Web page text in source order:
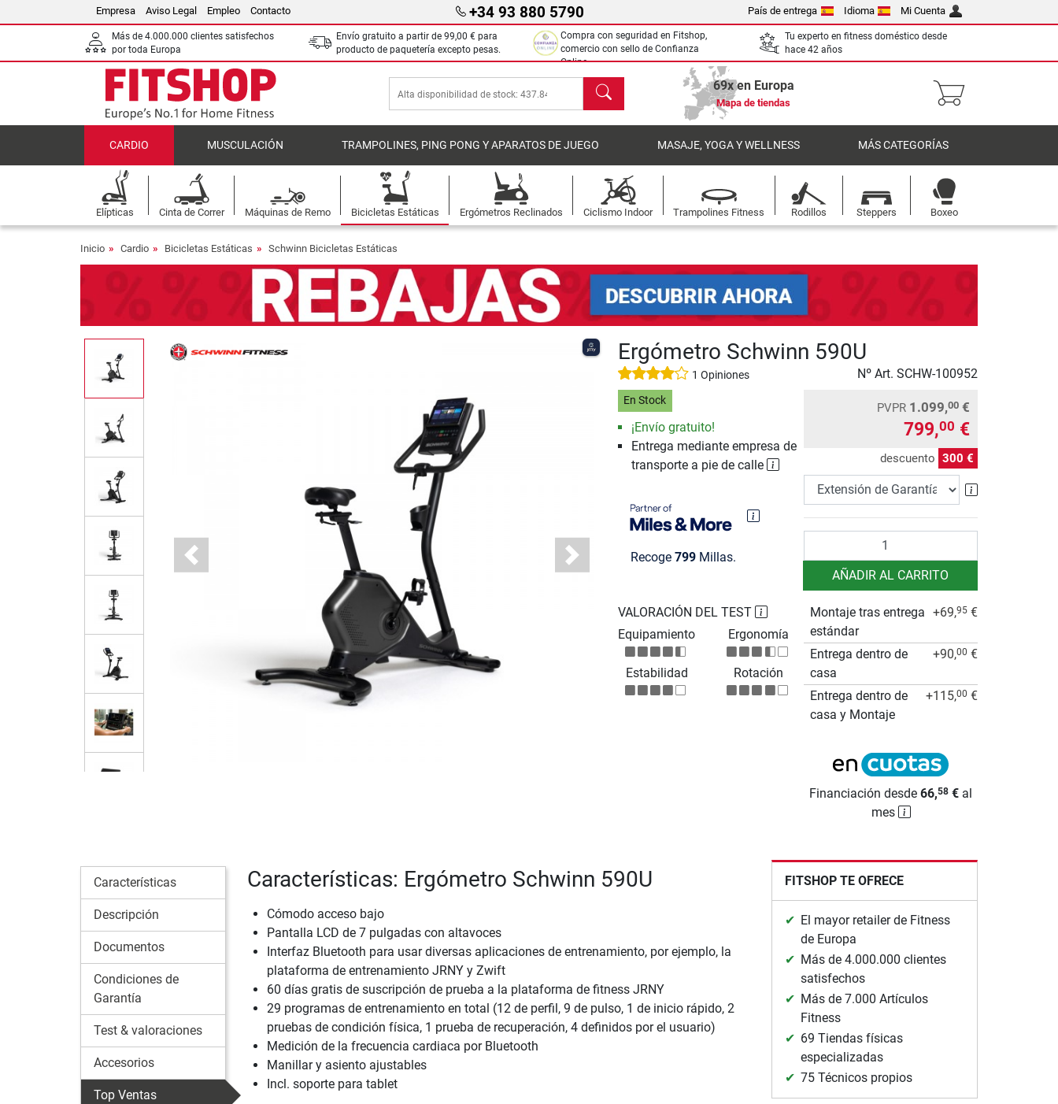
Empresa Aviso Legal Empleo Contacto +34 93 880 5790 País de entrega Idioma Mi Cuenta
Más de 4.000.000 clientes satisfechos
por toda Europa
Envío gratuito a partir de 99,00 € para
producto de paquetería excepto pesas.
Compra con seguridad en Fitshop,
comercio con sello de Confianza
Online.
Tu experto en fitness doméstico desde
hace 42 años
Buscar 69x en Europa
Mapa de tiendas
CARDIO MUSCULACIÓN TRAMPOLINES, PING PONG Y APARATOS DE JUEGO MASAJE, YOGA Y WELLNESS MÁS CATEGORÍAS
Elípticas Cinta de Correr Máquinas de Remo Bicicletas Estáticas Ergómetros Reclinados Ciclismo Indoor Trampolines Fitness Rodillos Steppers Boxeo
Inicio Cardio Bicicletas Estáticas Schwinn Bicicletas Estáticas
Previous Next
Ergómetro Schwinn 590U
1 Opiniones Nº Art. SCHW-100952
En Stock
¡Envío gratuito!
Entrega mediante empresa de
transporte a pie de calle
Recoge 799Millas.
PVPR 1.099,00 €
799,00 €
descuento 300 €
Extensión de
AÑADIR AL CARRITO
VALORACIÓN DEL TEST
Equipamiento
Ergonomía
Estabilidad Rotación
Montaje tras entrega
estándar
+69,95 €
Entrega dentro de
casa
+90,00 €
Entrega dentro de
casa y Montaje
+115,00 €
Financiación desde66,58 € al
mes
Características
Descripción
Documentos
Condiciones de
Garantía
Test & valoraciones
Accesorios
Top Ventas
Características: Ergómetro Schwinn 590U
Cómodo acceso bajo
Pantalla LCD de 7 pulgadas con altavoces
Interfaz Bluetooth para usar diversas aplicaciones de entrenamiento, por ejemplo, la
plataforma de entrenamiento JRNY y Zwift
60 días gratis de suscripción de prueba a la plataforma de fitness JRNY
29 programas de entrenamiento en total (12 de perfil, 9 de pulso, 1 de inicio rápido, 2
pruebas de condición física, 1 prueba de recuperación, 4 definidos por el usuario)
Medición de la frecuencia cardiaca por Bluetooth
Manillar y asiento ajustables
Incl. soporte para tablet
FITSHOP TE OFRECE
El mayor retailer de Fitness
de Europa
Más de 4.000.000 clientes
satisfechos
Más de 7.000 Artículos
Fitness
69 Tiendas físicas
especializadas
75 Técnicos propios